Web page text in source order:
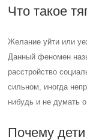
Что такое
Желание уйти или
Данный феномен
расстройство
сильном, иногда
нибудь и не думать
Почему